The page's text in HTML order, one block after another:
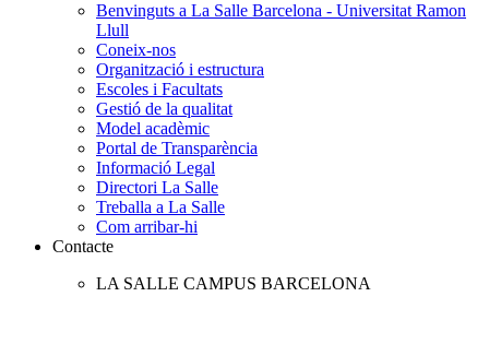
Benvinguts a La Salle Barcelona - Universitat Ramon
Llull
Coneix-nos
Organització i estructura
Escoles i Facultats
Gestió de la qualitat
Model acadèmic
Portal de Transparència
Informació Legal
Directori La Salle
Treballa a La Salle
Com arribar-hi
Contacte
LA SALLE CAMPUS BARCELONA